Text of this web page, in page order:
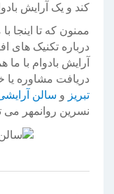
کند و یک آرایش
ممنون که تا اینجا با
درباره تکنیک های
آرایش بادوام با
دریافت مشاوره یا
تبریز و سالن
نسرین روانمهر می